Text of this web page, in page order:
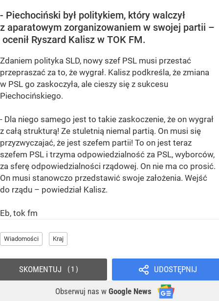
- Piechociński był politykiem, który walczył
z aparatowym zorganizowaniem w swojej partii –
ocenił Ryszard Kalisz w TOK FM.
Zdaniem polityka SLD, nowy szef PSL musi przestać
przepraszać za to, że wygrał. Kalisz podkreśla, że zmiana
w PSL go zaskoczyła, ale cieszy się z sukcesu
Piechocińskiego.
- Dla niego samego jest to takie zaskoczenie, że on wygrał
z całą strukturą! Ze stuletnią niemal partią. On musi się
przyzwyczajać, że jest szefem partii! To on jest teraz
szefem PSL i trzyma odpowiedzialność za PSL, wyborców,
za sferę odpowiedzialności rządowej. On nie ma co prosić.
On musi stanowczo przedstawić swoje założenia. Wejść
do rządu – powiedział Kalisz.
Eb, tok fm
Wiadomości Kraj
UDOSTĘPNIJ
Obserwuj nas w Google News
SKOMENTUJ 1